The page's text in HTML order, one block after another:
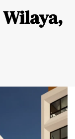
Wilaya,